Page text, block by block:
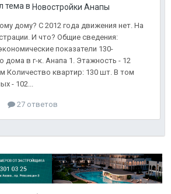
тема в Новостройки Анапы
дому? С 2012 года движения нет. На
И что? Общие сведения:
показатели 130-
дома в г-к. Анапа 1. Этажность - 12
Количество квартир: 130 шт. В том
- 102...
27 ответов